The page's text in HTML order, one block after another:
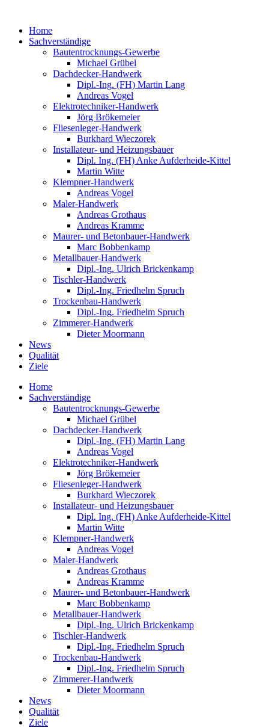
Home
Sachverständige
Bautentrocknungs-Gewerbe
Michael Grübel
Dachdecker-Handwerk
Dipl.-Ing. (FH) Martin Lang
Andreas Vogel
Elektrotechniker-Handwerk
Jörg Brökemeier
Fliesenleger-Handwerk
Burkhard Wieczorek
Installateur- und Heizungsbauer
Dipl. Ing. (FH) Anke Aufderheide-Kittel
Martin Witte
Klempner-Handwerk
Andreas Vogel
Maler-Handwerk​
Andreas Grothaus
Andreas Kramme
Maurer- und Betonbauer-Handwerk​
Marc Bobbenkamp
Metallbauer-Handwerk​
Dipl.-Ing. Ulrich Brickenkamp
Tischler-Handwerk
Dipl.-Ing. Friedhelm Spruch
Trockenbau-Handwerk
Dipl.-Ing. Friedhelm Spruch
Zimmerer-Handwerk
Dieter Moormann
News
Qualität
Ziele
Home
Sachverständige
Bautentrocknungs-Gewerbe
Michael Grübel
Dachdecker-Handwerk
Dipl.-Ing. (FH) Martin Lang
Andreas Vogel
Elektrotechniker-Handwerk
Jörg Brökemeier
Fliesenleger-Handwerk
Burkhard Wieczorek
Installateur- und Heizungsbauer
Dipl. Ing. (FH) Anke Aufderheide-Kittel
Martin Witte
Klempner-Handwerk
Andreas Vogel
Maler-Handwerk​
Andreas Grothaus
Andreas Kramme
Maurer- und Betonbauer-Handwerk​
Marc Bobbenkamp
Metallbauer-Handwerk​
Dipl.-Ing. Ulrich Brickenkamp
Tischler-Handwerk
Dipl.-Ing. Friedhelm Spruch
Trockenbau-Handwerk
Dipl.-Ing. Friedhelm Spruch
Zimmerer-Handwerk
Dieter Moormann
News
Qualität
Ziele